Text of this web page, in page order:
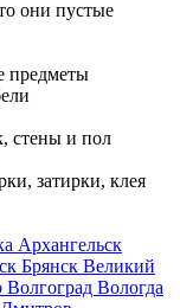
они пустые
предметы
стены и пол
затирки, клея
Архангельск
Брянск Великий
Волгоград Вологда